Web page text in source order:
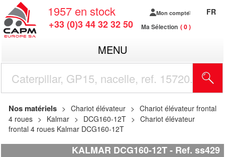
1957 en stock
+33 (0)3 44 32 32 50
Mon compte
Ma Sélection 0
FR
MENU
Nos matériels Chariot élévateur
Chariot élévateur frontal
4 roues
Kalmar DCG160-12T
Chariot élévateur
frontal 4 roues Kalmar DCG160-12T
KALMAR DCG160-12T Ref. ss429